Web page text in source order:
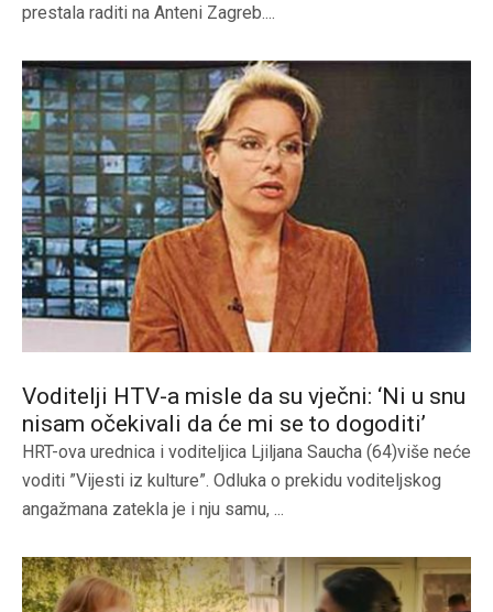
prestala raditi na Anteni Zagreb....
Voditelji HTV-a misle da su vječni: ‘Ni u snu
nisam očekivali da će mi se to dogoditi’
HRT-ova urednica i voditeljica Ljiljana Saucha (64)više neće
voditi ”Vijesti iz kulture”. Odluka o prekidu voditeljskog
angažmana zatekla je i nju samu, ...